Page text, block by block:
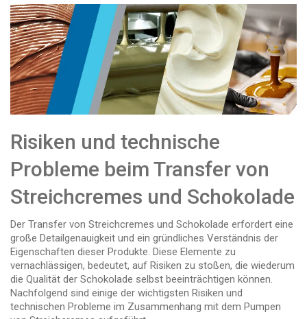
Risiken und technische
Probleme beim Transfer von
Streichcremes und Schokolade
Der Transfer von Streichcremes und Schokolade erfordert eine
große Detailgenauigkeit und ein gründliches Verständnis der
Eigenschaften dieser Produkte. Diese Elemente zu
vernachlässigen, bedeutet, auf Risiken zu stoßen, die wiederum
die Qualität der Schokolade selbst beeinträchtigen können.
Nachfolgend sind einige der wichtigsten Risiken und
technischen Probleme im Zusammenhang mit dem Pumpen